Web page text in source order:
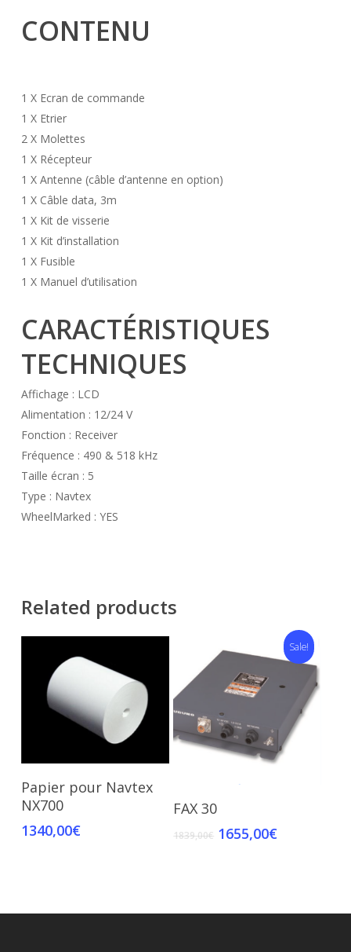
CONTENU
1 X Ecran de commande
1 X Etrier
2 X Molettes
1 X Récepteur
1 X Antenne (câble d’antenne en option)
1 X Câble data, 3m
1 X Kit de visserie
1 X Kit d’installation
1 X Fusible
1 X Manuel d’utilisation
CARACTÉRISTIQUES
TECHNIQUES
Affichage : LCD
Alimentation : 12/24 V
Fonction : Receiver
Fréquence : 490 & 518 kHz
Taille écran : 5
Type : Navtex
WheelMarked : YES
Related products
Add To Cart
Papier pour Navtex
NX700
1340,00€
Sale!
FAX 30
1839,00€ 1655,00€